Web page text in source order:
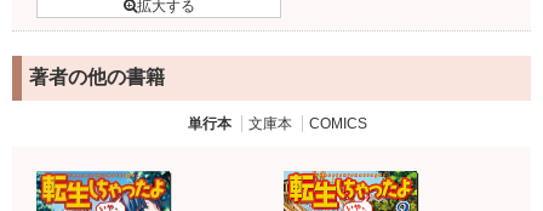
著者の他の書籍
単行本 文庫本 COMICS